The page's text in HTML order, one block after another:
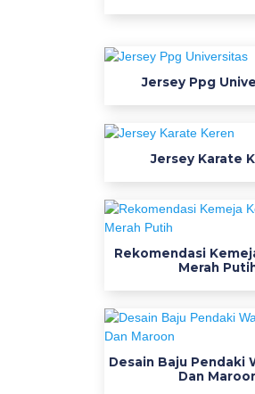
Jersey Ppg
Jersey Karate
Rekomendasi
Merah
Desain Baju Pendaki
Dan